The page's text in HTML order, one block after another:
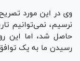
وی در این مورد
نرسیم، نمی‌توانیم
حاصل شد، اما این
رسیدن ما به یک